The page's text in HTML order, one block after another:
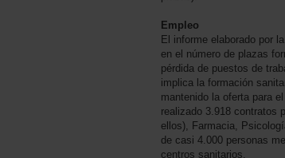
Empleo
El informe elaborado por
en el número de plazas
pérdida de puestos de
implica la formación
mantenido la oferta para
realizado 3.918 contratos
ellos), Farmacia,
de casi 4.000 personas
centros sanitarios.